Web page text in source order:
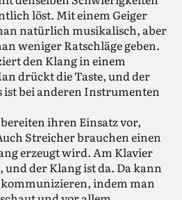
löst. Mit einem Geiger
natürlich musikalisch, aber
weniger Ratschläge geben.
den Klang in einem
drückt die Taste, und der
ist bei anderen Instrumenten
ihren Einsatz vor,
Streicher brauchen einen
erzeugt wird. Am Klavier
der Klang ist da. Da kann
indem man